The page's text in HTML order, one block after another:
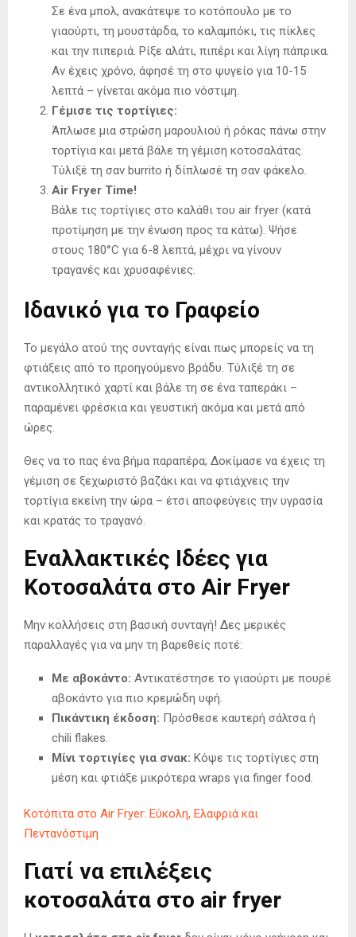
Σε ένα μπολ, ανακάτεψε το κοτόπουλο με το
γιαούρτι, τη μουστάρδα, το καλαμπόκι, τις πίκλες
και την πιπεριά. Ρίξε αλάτι, πιπέρι και λίγη πάπρικα.
Αν έχεις χρόνο, άφησέ τη στο ψυγείο για 10-15
λεπτά – γίνεται ακόμα πιο νόστιμη.
Γέμισε τις τορτίγιες:
Άπλωσε μια στρώση μαρουλιού ή ρόκας πάνω στην
τορτίγια και μετά βάλε τη γέμιση κοτοσαλάτας.
Τύλιξέ τη σαν burrito ή δίπλωσέ τη σαν φάκελο.
Air Fryer Time!
Βάλε τις τορτίγιες στο καλάθι του air fryer (κατά
προτίμηση με την ένωση προς τα κάτω). Ψήσε
στους 180°C για 6-8 λεπτά, μέχρι να γίνουν
τραγανές και χρυσαφένιες.
Ιδανικό για το Γραφείο
Το μεγάλο ατού της συνταγής είναι πως μπορείς να τη
φτιάξεις από το προηγούμενο βράδυ. Τύλιξέ τη σε
αντικολλητικό χαρτί και βάλε τη σε ένα ταπεράκι –
παραμένει φρέσκια και γευστική ακόμα και μετά από
ώρες.
Θες να το πας ένα βήμα παραπέρα; Δοκίμασε να έχεις τη
γέμιση σε ξεχωριστό βαζάκι και να φτιάχνεις την
τορτίγια εκείνη την ώρα – έτσι αποφεύγεις την υγρασία
και κρατάς το τραγανό.
Εναλλακτικές Ιδέες για
Κοτοσαλάτα στο Air Fryer
Μην κολλήσεις στη βασική συνταγή! Δες μερικές
παραλλαγές για να μην τη βαρεθείς ποτέ:
Με αβοκάντο: Αντικατέστησε το γιαούρτι με πουρέ
αβοκάντο για πιο κρεμώδη υφή.
Πικάντικη έκδοση: Πρόσθεσε καυτερή σάλτσα ή
chili flakes.
Μίνι τορτιγίες για σνακ: Κόψε τις τορτίγιες στη
μέση και φτιάξε μικρότερα wraps για finger food.
Κοτόπιτα στο Air Fryer: Εύκολη, Ελαφριά και
Πεντανόστιμη
Γιατί να επιλέξεις
κοτοσαλάτα στο air fryer